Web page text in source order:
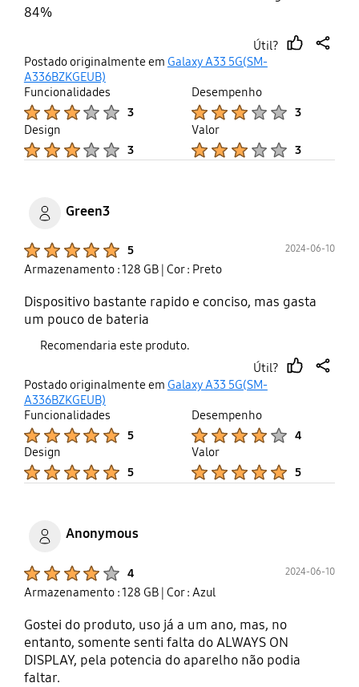
84%
Útil?
Postado originalmente em Galaxy A33 5G(SM-
A336BZKGEUB)
Funcionalidades
3
Desempenho
3
Design
3
Valor
3
Green3
5 2024-06-10
Armazenamento : 128 GB | Cor : Preto
Dispositivo bastante rapido e conciso, mas gasta
um pouco de bateria
Recomendaria este produto.
Útil?
Postado originalmente em Galaxy A33 5G(SM-
A336BZKGEUB)
Funcionalidades
5
Desempenho
4
Design
5
Valor
5
Anonymous
4 2024-06-10
Armazenamento : 128 GB | Cor : Azul
Gostei do produto, uso já a um ano, mas, no
entanto, somente senti falta do ALWAYS ON
DISPLAY, pela potencia do aparelho não podia
faltar.